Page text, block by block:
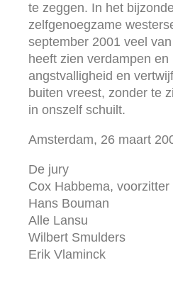
te zeggen. In het
zelfgenoegzame
september 2001 veel
heeft zien verdampen en
angstvalligheid en
buiten vreest, zonder te
in onszelf schuilt.
Amsterdam, 26 maart
De jury
Cox Habbema, voorzitter
Hans Bouman
Alle Lansu
Wilbert Smulders
Erik Vlaminck